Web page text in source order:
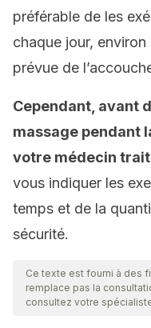
préférable de les
chaque jour,
prévue de
Cependant, avant
massage pendant
votre médecin
vous indiquer les
temps et de la
sécurité.
Ce texte est fourni à des
remplace pas la
consultez votre